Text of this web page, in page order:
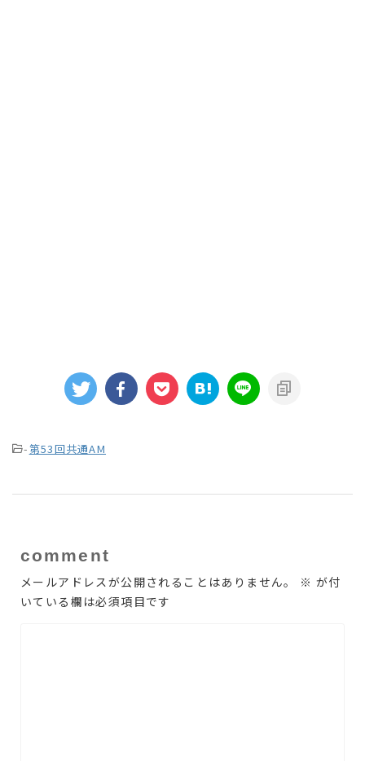
-第53回共通AM
comment
メールアドレスが公開されることはありません。 ※ が付
いている欄は必須項目です